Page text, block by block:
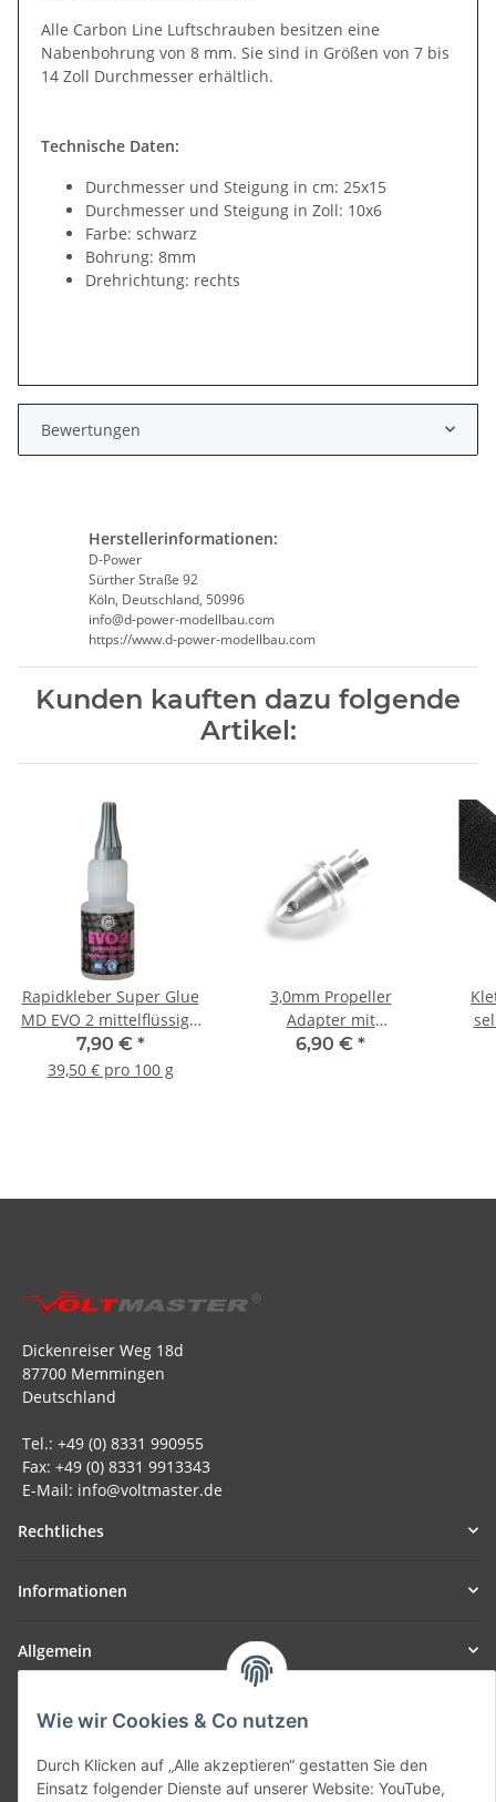
Wie wir Cookies & Co nutzen
Durch Klicken auf „Alle akzeptieren“ gestatten Sie den
Einsatz folgender Dienste auf unserer Website: YouTube,
Alle Carbon Line Luftschrauben besitzen eine
Nabenbohrung von 8 mm. Sie sind in Größen von 7 bis
14 Zoll Durchmesser erhältlich.
Technische Daten:
Durchmesser und Steigung in cm: 25x15
Durchmesser und Steigung in Zoll: 10x6
Farbe: schwarz
Bohrung: 8mm
Drehrichtung: rechts
Bewertungen
Herstellerinformationen:
D-Power
Sürther Straße 92
Köln, Deutschland, 50996
info@d-power-modellbau.com
https://www.d-power-modellbau.com
Kunden kauften dazu folgende
Artikel:
Rapidkleber Super Glue
MD EVO 2 mittelflüssig -
20g
7,90 € *
39,50 € pro 100 g
3,0mm Propeller
Adapter mit
Spinnerkonus
6,90 € *
Dickenreiser Weg 18d
87700 Memmingen
Deutschland
Tel.: +49 (0) 8331 990955
Fax: +49 (0) 8331 9913343
E-Mail: info@voltmaster.de
Rechtliches
Informationen
Allgemein
Teil unseres Netzwerks:
SmoliTec - Safety. Simplified. Worldwide. ( B2B Shop )